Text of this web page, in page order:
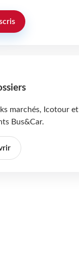
marchés, Icotour et
Bus&Car.